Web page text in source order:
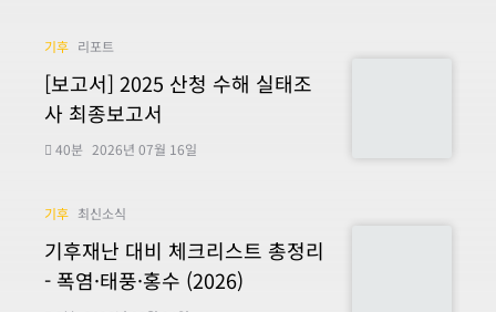
기후 리포트
[보고서] 2025 산청 수해 실태조
사 최종보고서
40분 2026년 07월 16일
기후 최신소식
기후재난 대비 체크리스트 총정리
- 폭염·태풍·홍수 (2026)